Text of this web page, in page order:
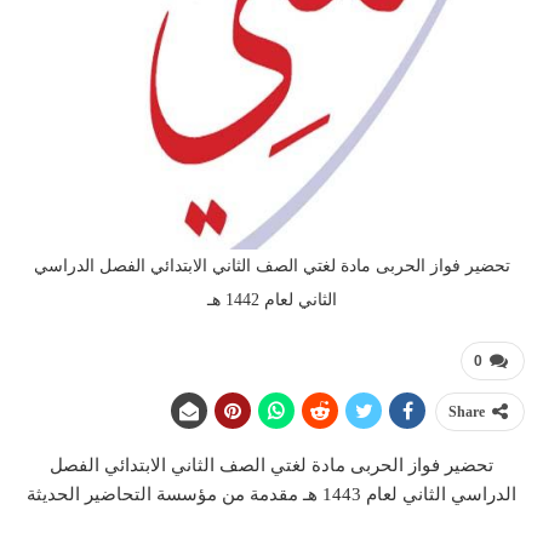
تحضير فواز الحربى مادة لغتي الصف الثاني الابتدائي الفصل الدراسي
الثاني لعام 1442 هـ
0
Share
تحضير فواز الحربى مادة لغتي الصف الثاني الابتدائي الفصل
الدراسي الثاني لعام 1443 هـ مقدمة من مؤسسة التحاضير الحديثة